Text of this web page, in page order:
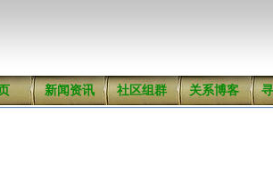
新闻资讯 社区组群 关系博客